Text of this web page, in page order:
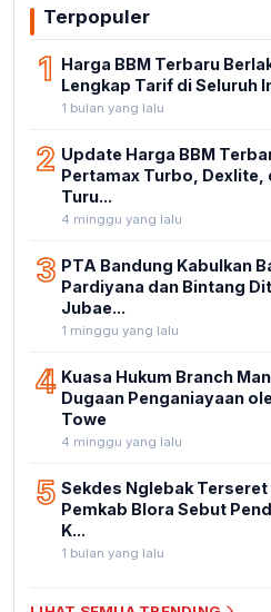
Terpopuler
1 Harga BBM Terbaru
Lengkap Tarif di Seluruh
1 bulan yang lalu
2 Update Harga BBM
Pertamax Turbo, Dexlite,
Turu...
4 minggu yang lalu
3 PTA Bandung Kabulkan
Pardiyana dan Bintang
Jubae...
1 minggu yang lalu
4 Kuasa Hukum Branch
Dugaan Penganiayaan
Towe
4 minggu yang lalu
5 Sekdes Nglebak Terseret
Pemkab Blora Sebut
K...
1 bulan yang lalu